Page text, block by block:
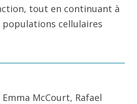
tout en continuant à
populations cellulaires
McCourt, Rafael